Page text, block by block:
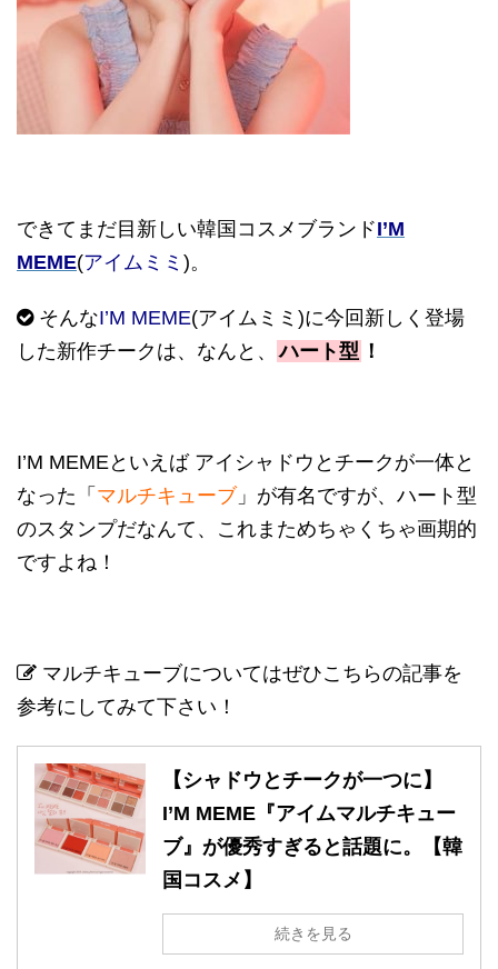
できてまだ目新しい韓国コスメブランドI’M
MEME(アイムミミ )。
そんなI’M MEME(アイムミミ)に今回新しく登場
した新作チークは、なんと、 ハート型 ！
I’M MEMEといえば アイシャドウとチークが一体と
なった「 マルチキューブ 」が有名ですが、ハート型
のスタンプだなんて、これまためちゃくちゃ画期的
ですよね！
マルチキューブについてはぜひこちらの記事を
参考にしてみて下さい！
【シャドウとチークが一つに】
I’M MEME『アイムマルチキュー
ブ』が優秀すぎると話題に。【韓
国コスメ】
続きを見る